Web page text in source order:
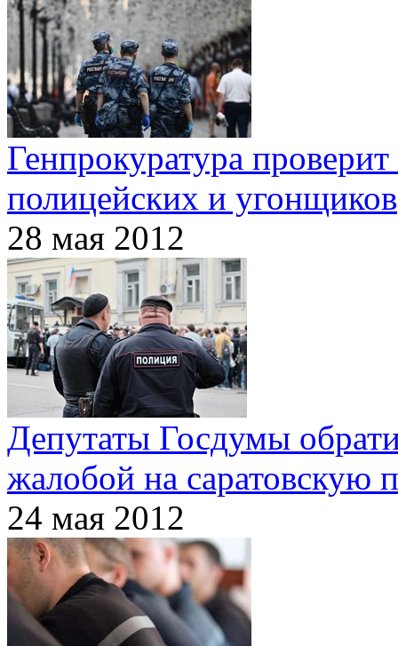
Генпрокуратура
полицейских и угонщиков
28 мая 2012
Депутаты Госдумы
жалобой на саратовскую
24 мая 2012